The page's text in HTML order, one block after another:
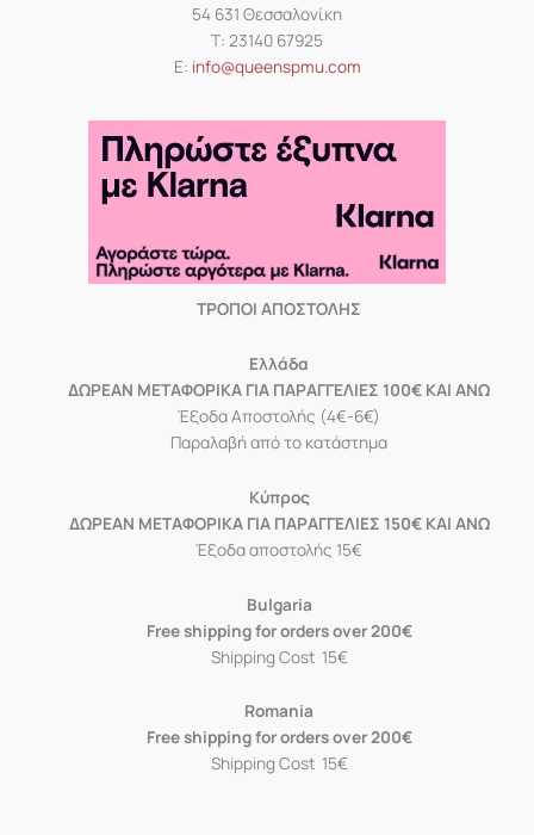
54 631 Θεσσαλονίκη
Τ: 23140 67925
Ε: info@queenspmu.com
ΤΡΟΠΟΙ ΑΠΟΣΤΟΛΗΣ
Eλλάδα
ΔΩΡΕΑΝ ΜΕΤΑΦΟΡΙΚΑ ΓΙΑ ΠΑΡΑΓΓΕΛΙΕΣ 100€ ΚΑΙ ΑΝΩ
Έξοδα Αποστολής (4€-6€)
Παραλαβή από το κατάστημα
Κύπρος
ΔΩΡΕΑΝ ΜΕΤΑΦΟΡΙΚΑ ΓΙΑ ΠΑΡΑΓΓΕΛΙΕΣ 150€ ΚΑΙ ΑΝΩ
Έξοδα αποστολής 15€
Bulgaria
Free shipping for orders over 200€
Shipping Cost 15€
Romania
Free shipping for orders over 200€
Shipping Cost 15€